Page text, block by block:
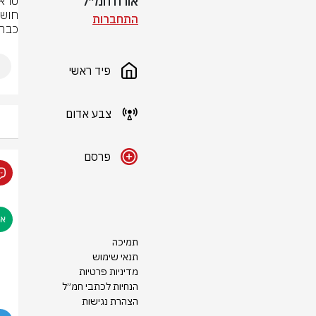
התחברות
פיד ראשי
צבע אדום
פרסם
תמיכה
תנאי שימוש
מדיניות פרטיות
הנחיות לכתבי חמ״ל
הצהרת נגישות